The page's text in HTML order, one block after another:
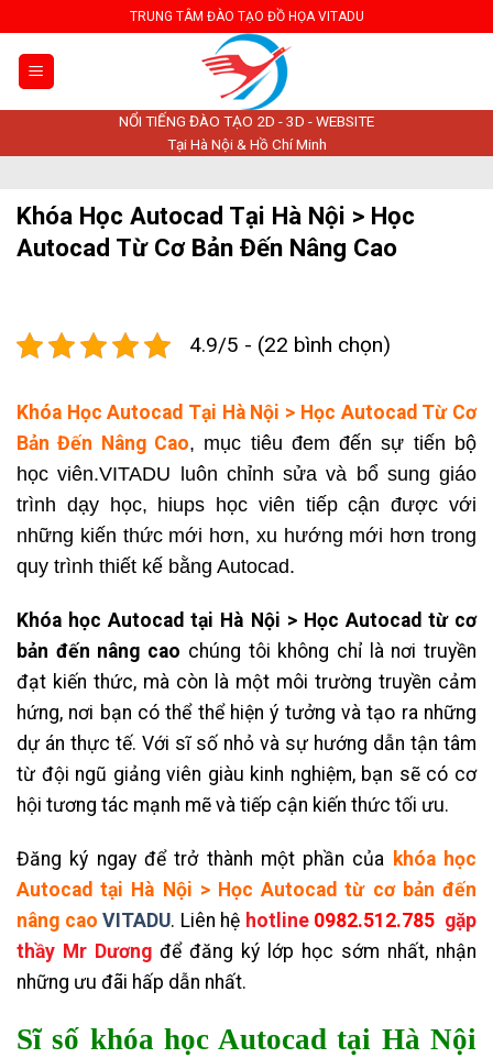
to
content
TRUNG TÂM ĐÀO TẠO ĐỒ HỌA VITADU
NỔI TIẾNG ĐÀO TẠO 2D - 3D - WEBSITE
Tại Hà Nội & Hồ Chí Minh
Khóa Học Autocad Tại Hà Nội > Học
Autocad Từ Cơ Bản Đến Nâng Cao
4.9/5 - (22 bình chọn)
Khóa Học Autocad Tại Hà Nội > Học Autocad Từ Cơ
Bản Đến Nâng Cao, mục tiêu đem đến sự tiến bộ
học viên.VITADU luôn chỉnh sửa và bổ sung giáo
trình dạy học, hiups học viên tiếp cận được với
những kiến thức mới hơn, xu hướng mới hơn trong
quy trình thiết kế bằng Autocad.
Khóa học Autocad tại Hà Nội > Học Autocad từ cơ
bản đến nâng cao chúng tôi không chỉ là nơi truyền
đạt kiến thức, mà còn là một môi trường truyền cảm
hứng, nơi bạn có thể thể hiện ý tưởng và tạo ra những
dự án thực tế. Với sĩ số nhỏ và sự hướng dẫn tận tâm
từ đội ngũ giảng viên giàu kinh nghiệm, bạn sẽ có cơ
hội tương tác mạnh mẽ và tiếp cận kiến thức tối ưu.
Đăng ký ngay để trở thành một phần của khóa học
Autocad tại Hà Nội > Học Autocad từ cơ bản đến
nâng cao VITADU. Liên hệ hotline 0982.512.785 gặp
thầy Mr Dương để đăng ký lớp học sớm nhất, nhận
những ưu đãi hấp dẫn nhất.
Sĩ số khóa học Autocad tại Hà Nội